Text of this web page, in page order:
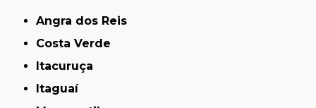
Angra dos Reis
Costa Verde
Itacuruça
Itaguaí